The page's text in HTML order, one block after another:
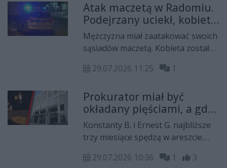
Radomianom za wsparcie, któremu
dawali wyraz przez cały czas
trwania akcji – powiedział
prezydent Radomia Radosław
Witkowski.
Atak maczetą w Radomiu.
Podejrzany uciekł, kobieta
trafiła do szpitala
Mężczyzna miał zaatakować swoich
sąsiadów maczetą. Kobieta została
uszkodzone zostały nerwy oraz
zdarzenia, a jego obecne miejsce
pobytu pozostaje nieznane.
29.07.2026 11:25 1
Prokurator miał być
okładany pięściami, a gdy
upadł – kopany. Trzy
miesiące aresztu dla
podejrzanych
Konstanty B. i Ernest G. najbliższe
trzy miesiące spędzą w areszcie.
pobicie prokuratora jednej z
29.07.2026 10:36 1 3